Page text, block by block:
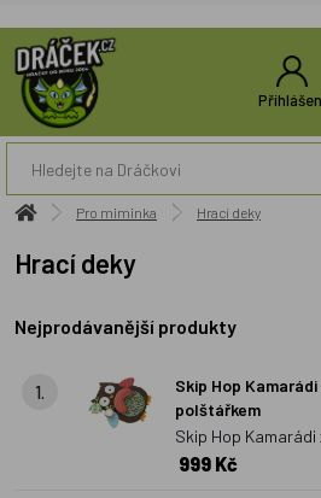
Pro miminka Hrací deky
Hrací deky
Nejprodávanější produkty
1.
Skip Hop
polštářkem
Skip Hop
polštářkem
999 Kč